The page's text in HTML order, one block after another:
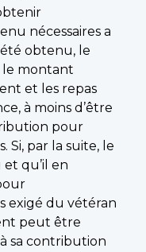
nécessaires a
été obtenu, le
le montant
et les repas
à moins d’être
pour
Si, par la suite, le
qu’il en
exigé du vétéran
peut être
sa contribution